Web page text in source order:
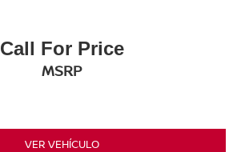
Call For Price
MSRP
VER VEHÍCULO